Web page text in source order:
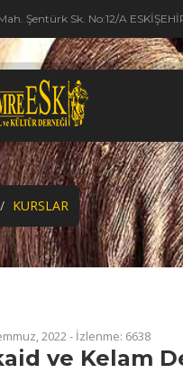
Şentürk Sk. No:12/A
KURSLAR
2022 - İzlenme: 6638
ve Kelam